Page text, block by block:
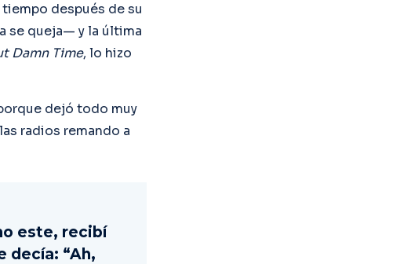
después de su
se queja— y la última
Damn Time, lo hizo
dejó todo muy
radios remando a
este, recibí
decía: “Ah,